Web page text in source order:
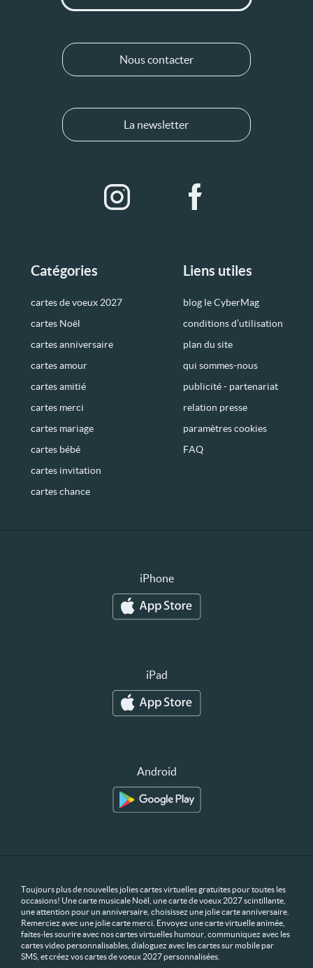
Catégories
cartes de voeux 2027
cartes Noël
cartes anniversaire
cartes amour
cartes amitié
cartes merci
cartes mariage
cartes bébé
cartes invitation
cartes chance
Liens utiles
blog le CyberMag
conditions d’utilisation
plan du site
qui sommes-nous
publicité - partenariat
relation presse
paramètres cookies
FAQ
Nous contacter
La newsletter
iPhone
iPad
Android
Toujours plus de nouvelles jolies cartes virtuelles gratuites pour toutes les
occasions! Une carte musicale Noël, une carte de voeux 2027 scintillante,
une attention pour un anniversaire, choisissez une jolie carte anniversaire.
Remerciez avec une jolie carte merci. Envoyez une carte virtuelle animée,
faites-les sourire avec nos cartes virtuelles humour, communiquez avec les
cartes video personnalisables, dialoguez avec les cartes sur mobile par
SMS, et créez vos cartes de voeux 2027 personnalisées.